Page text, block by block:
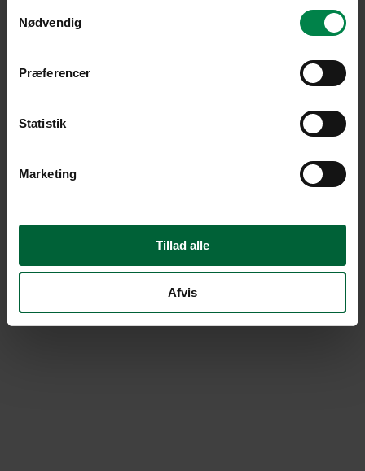
Nødvendig
Præferencer
Statistik
Marketing
Tillad alle
Afvis